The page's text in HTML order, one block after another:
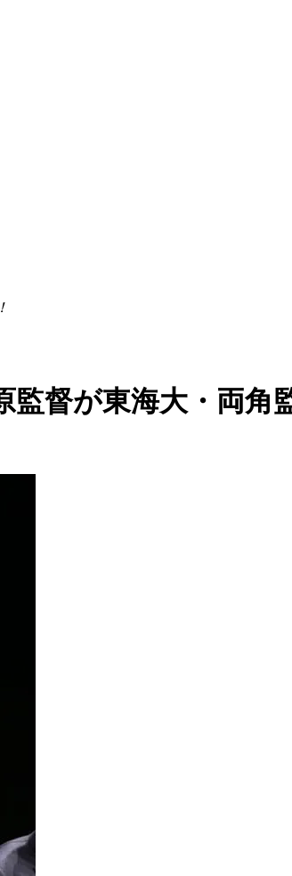
督が東海大・両角